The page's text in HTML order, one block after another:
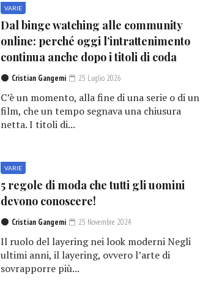
VARIE
Dal binge watching alle community
online: perché oggi l’intrattenimento
continua anche dopo i titoli di coda
Cristian Gangemi 25 Luglio 2026
C’è un momento, alla fine di una serie o di un
film, che un tempo segnava una chiusura
netta. I titoli di...
VARIE
5 regole di moda che tutti gli uomini
devono conoscere!
Cristian Gangemi 25 Novembre 2024
Il ruolo del layering nei look moderni Negli
ultimi anni, il layering, ovvero l’arte di
sovrapporre più...